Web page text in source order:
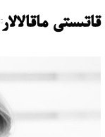
قاتىستى ماقالالار